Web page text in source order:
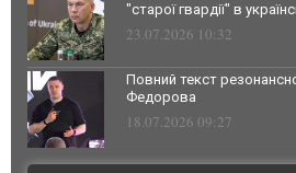
"старої гвардії" в
23.07.2026 10:32
Повний текст
Федорова
18.07.2026 09:27